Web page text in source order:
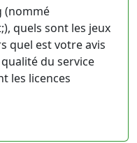
(nommé
quels sont les jeux
quel est votre avis
du service
les licences